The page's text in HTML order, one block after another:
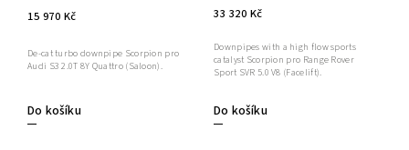
15 970 Kč
Do košíku
De-cat turbo downpipe Scorpion pro
Audi S3 2.0T 8Y Quattro (Saloon).
33 320 Kč
Do košíku
Downpipes with a high flow sports
catalyst Scorpion pro Range Rover
Sport SVR 5.0 V8 (Facelift).